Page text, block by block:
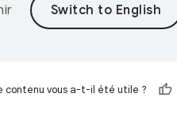
contenu vous a-t-il été utile ?